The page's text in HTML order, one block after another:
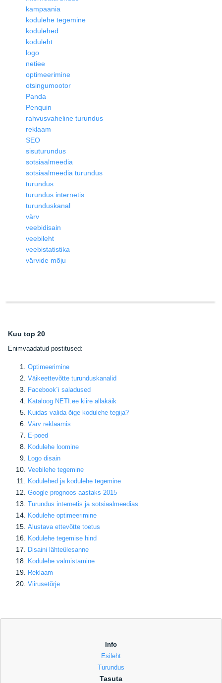
kampaania
kodulehe tegemine
kodulehed
koduleht
logo
netiee
optimeerimine
otsingumootor
Panda
Penquin
rahvusvaheline turundus
reklaam
SEO
sisuturundus
sotsiaalmeedia
sotsiaalmeedia turundus
turundus
turundus internetis
turunduskanal
värv
veebidisain
veebileht
veebistatistika
värvide mõju
Kuu top 20
Enimvaadatud postitused:
Optimeerimine
Väikeettevõtte turunduskanalid
Facebook´i saladused
Kataloog NETI.ee kiire allakäik
Kuidas valida õige kodulehe tegija?
Värv reklaamis
E-poed
Kodulehe loomine
Logo disain
Veebilehe tegemine
Kodulehed ja kodulehe tegemine
Google prognoos aastaks 2015
Turundus internetis ja sotsiaalmeedias
Kodulehe optimeerimine
Alustava ettevõtte toetus
Kodulehe tegemise hind
Disaini lähteülesanne
Kodulehe valmistamine
Reklaam
Viirusetõrje
Info
Esileht
Turundus
Tasuta